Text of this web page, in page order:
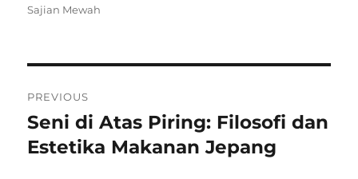
Sajian Mewah
pos
PREVIOUS
Previous
post:
Seni di Atas Piring: Filosofi dan
Estetika Makanan Jepang